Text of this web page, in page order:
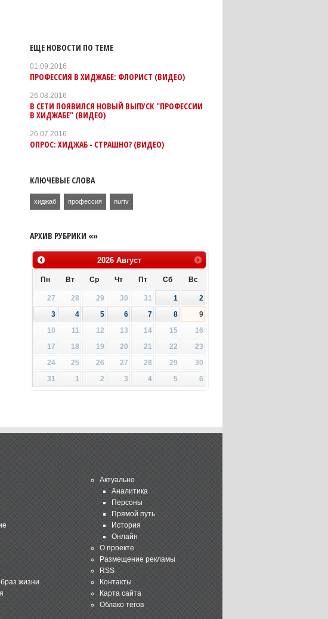
ЕЩЕ НОВОСТИ ПО ТЕМЕ
01.09.2016
ПРОФЕССИЯ В ХИДЖАБЕ: ФЛОРИСТ (ВИДЕО)
26.08.2016
В СЕТИ ПОЯВИЛСЯ НОВЫЙ ВЫПУСК "ПРОФЕССИИ
В ХИДЖАБЕ" (ВИДЕО)
26.07.2016
ОПРОС: ХИДЖАБ - СТРАШНО? (ВИДЕО)
КЛЮЧЕВЫЕ СЛОВА
хиджаб профессия nurtv
АРХИВ РУБРИКИ «»
2026 Август
Пн Вт Ср Чт Пт Сб Вс
27 28 29 30 31 1
2
3
4 5 6 7 8
9
10
11 12 13 14 15
16
17
18 19 20 21 22
23
24
25 26 27 28 29
30
31
1 2 3 4 5 6
жизни
Актуально
Аналитика
Персоны
Прямой путь
История
Онлайн
О проекте
Размещение рекламы
RSS
Контакты
Карта сайта
Облако тегов